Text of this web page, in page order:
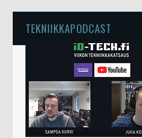
TEKNIIKKAPODCAST